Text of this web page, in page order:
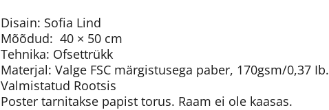
Disain: Sofia Lind
Mõõdud: 40 × 50 cm
Tehnika: Ofsettrükk
Materjal: Valge FSC märgistusega paber, 170gsm/0,37 Ib.
Valmistatud Rootsis
Poster tarnitakse papist torus. Raam ei ole kaasas.